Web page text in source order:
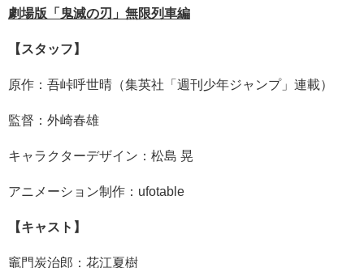
劇場版「鬼滅の刃」無限列車編
【スタッフ】
原作：吾峠呼世晴（集英社「週刊少年ジャンプ」連載）
監督：外崎春雄
キャラクターデザイン：松島 晃
アニメーション制作：ufotable
【キャスト】
竈門炭治郎：花江夏樹